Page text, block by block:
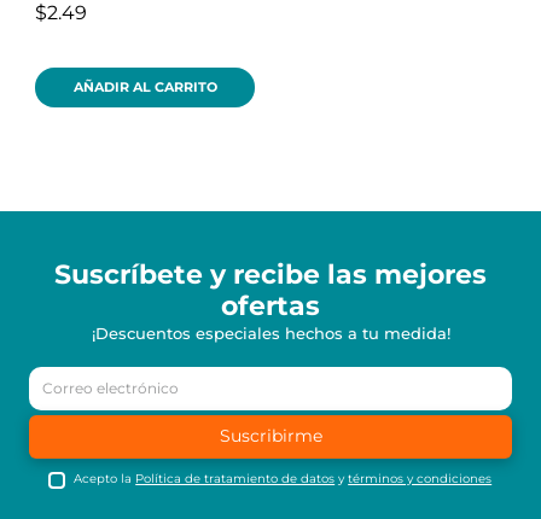
$2.49
AÑADIR AL CARRITO
Suscríbete y recibe las mejores
ofertas
¡Descuentos especiales hechos a tu medida!
Suscribirme
Acepto la Política de tratamiento de datos ytérminos y condiciones